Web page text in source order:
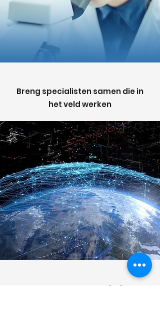
Breng specialisten samen die in
het veld werken
Deel ervaringen vrijelijk